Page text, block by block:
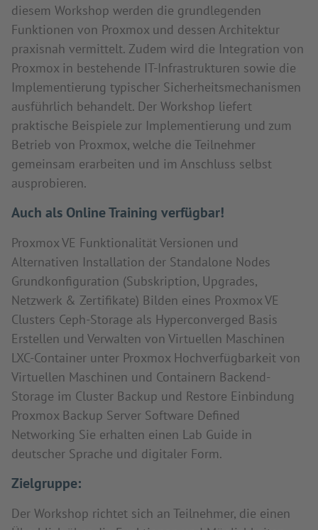
diesem Workshop werden die grundlegenden
Funktionen von Proxmox und dessen Architektur
praxisnah vermittelt. Zudem wird die Integration von
Proxmox in bestehende IT-Infrastrukturen sowie die
Implementierung typischer Sicherheitsmechanismen
ausführlich behandelt. Der Workshop liefert
praktische Beispiele zur Implementierung und zum
Betrieb von Proxmox, welche die Teilnehmer
gemeinsam erarbeiten und im Anschluss selbst
ausprobieren.
Auch als Online Training verfügbar!
Proxmox VE Funktionalität Versionen und
Alternativen Installation der Standalone Nodes
Grundkonfiguration (Subskription, Upgrades,
Netzwerk & Zertifikate) Bilden eines Proxmox VE
Clusters Ceph-Storage als Hyperconverged Basis
Erstellen und Verwalten von Virtuellen Maschinen
LXC-Container unter Proxmox Hochverfügbarkeit von
Virtuellen Maschinen und Containern Backend-
Storage im Cluster Backup und Restore Einbindung
Proxmox Backup Server Software Defined
Networking Sie erhalten einen Lab Guide in
deutscher Sprache und digitaler Form.
Zielgruppe:
Der Workshop richtet sich an Teilnehmer, die einen